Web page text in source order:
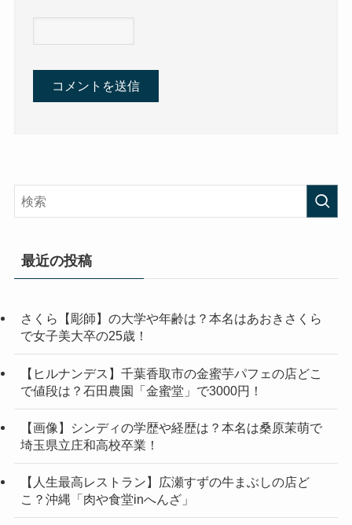
最近の投稿
さくら【彫師】の大学や年齢は？本名はあおきさくら
で女子美大卒の25歳！
【ヒルナンデス】千葉香取市の金蜜芋パフェの店どこ
で値段は？石田農園「金蜜堂」で3000円！
【画像】シンディの学歴や経歴は？本名は桑原茉萌で
埼玉県立庄和高校卒業！
【人生最高レストラン】広瀬すずの牛まぶしの店ど
こ？沖縄「肉や食堂inへんざ」